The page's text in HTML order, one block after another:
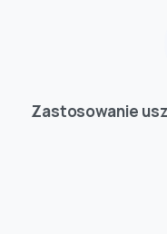
Zastosowanie